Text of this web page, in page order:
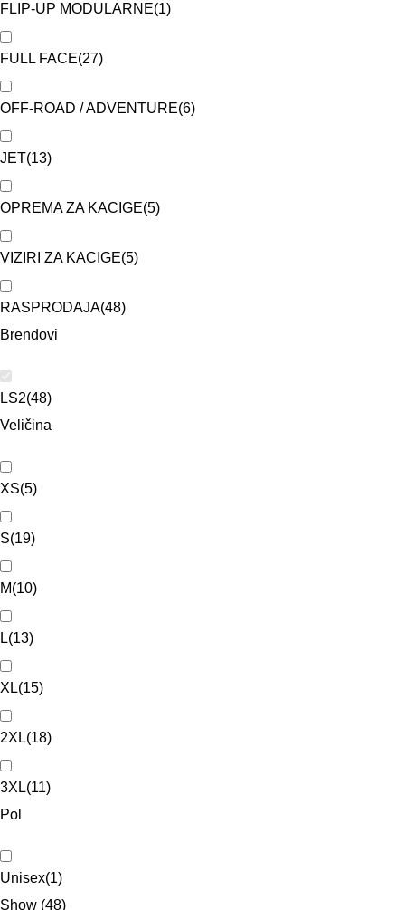
FLIP-UP MODULARNE(1)
FULL FACE(27)
OFF-ROAD / ADVENTURE(6)
JET(13)
OPREMA ZA KACIGE(5)
VIZIRI ZA KACIGE(5)
RASPRODAJA(48)
Brendovi
LS2(48)
Veličina
XS(5)
S(19)
M(10)
L(13)
XL(15)
2XL(18)
3XL(11)
Pol
Unisex(1)
Show (48)